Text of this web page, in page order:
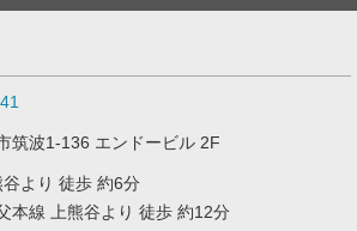
筑波1-136 エンドービル 2F
より 徒歩 約6分
本線 上熊谷より 徒歩 約12分